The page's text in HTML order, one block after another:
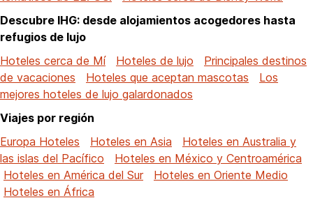
Descubre IHG: desde alojamientos acogedores hasta
refugios de lujo
Hoteles cerca de Mí
Hoteles de lujo
Principales destinos
de vacaciones
Hoteles que aceptan mascotas
Los
mejores hoteles de lujo galardonados
Viajes por región
Europa Hoteles
Hoteles en Asia
Hoteles en Australia y
las islas del Pacífico
Hoteles en México y Centroamérica
Hoteles en América del Sur
Hoteles en Oriente Medio
Hoteles en África